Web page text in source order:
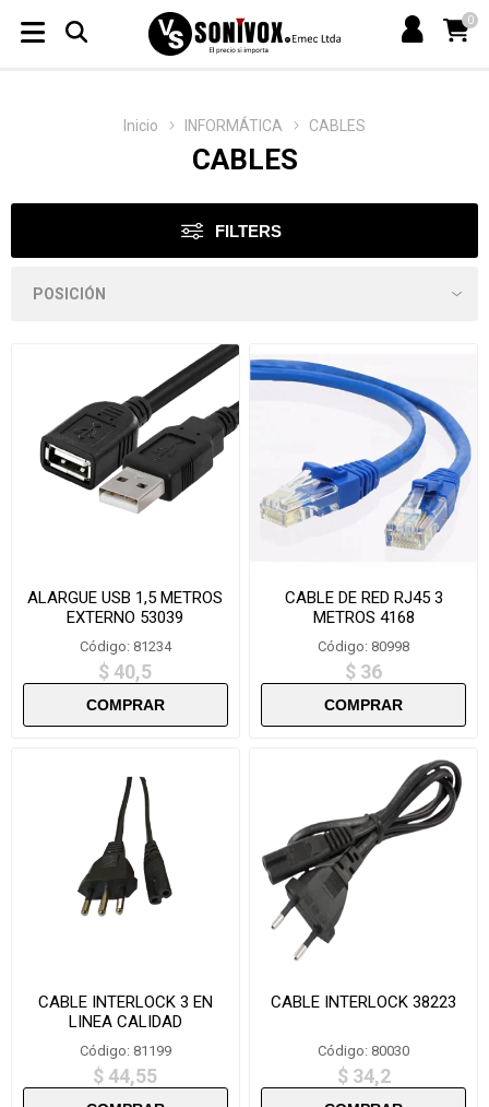
0
Inicio INFORMÁTICA CABLES
CABLES
FILTERS
ALARGUE USB 1,5 METROS
EXTERNO 53039
Código: 81234
$ 40,5
CABLE DE RED RJ45 3
METROS 4168
Código: 80998
$ 36
CABLE INTERLOCK 3 EN
LINEA CALIDAD
Código: 81199
$ 44,55
CABLE INTERLOCK 38223
Código: 80030
$ 34,2